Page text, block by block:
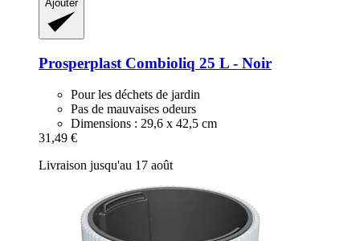
Ajouter
Prosperplast Combioliq 25 L -​ Noir
Pour les déchets de jardin
Pas de mauvaises odeurs
Dimensions : 29,6 x 42,5 cm
31,49 €
Livraison jusqu'au 17 août